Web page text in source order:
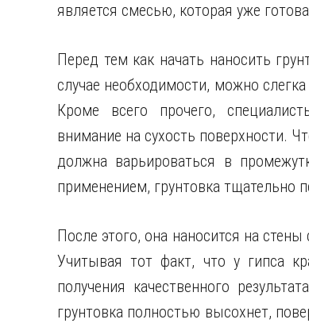
является смесью, которая уже
Перед тем как начать наносить
случае необходимости, можно
Кроме всего прочего,
внимание на сухость поверхности.
должна варьироваться в
применением, грунтовка тщательно
После этого, она наносится на
Учитывая тот факт, что у гипса
получения качественного
грунтовка полностью высохнет,